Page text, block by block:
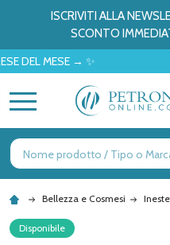
ISCRIVITI ALLA
SCONTO
MESE → ✨
Ricerca
Bellezza e Cosmesi
Disponibile